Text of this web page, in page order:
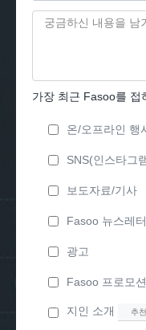
가장 최근 Fasoo를 접
온/오프라인 행
SNS(인스타그
보도자료/기사
Fasoo 뉴스레터
광고
Fasoo 프로모
지인 소개